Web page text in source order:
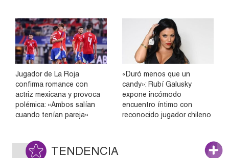
Jugador de La Roja
confirma romance con
actriz mexicana y provoca
polémica: «Ambos salían
cuando tenían pareja»
«Duró menos que un
candy»: Rubí Galusky
expone incómodo
encuentro íntimo con
reconocido jugador chileno
TENDENCIA